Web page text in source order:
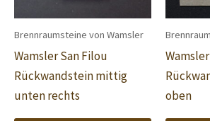
Brennraumsteine von Wamsler
Wamsler San Filou
Rückwandstein mittig
unten rechts
oben